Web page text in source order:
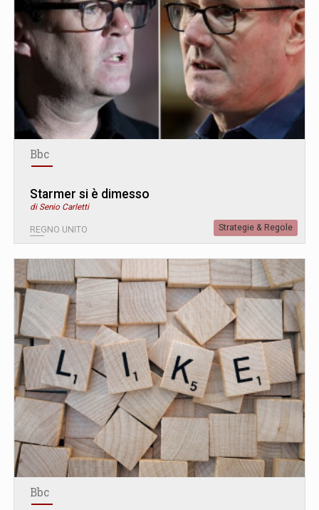
Bbc
Starmer si è dimesso
di Senio Carletti
REGNO UNITO Strategie & Regole
Bbc